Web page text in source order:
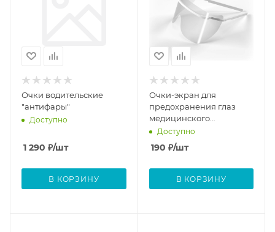
Очки водительские
"антифары"
Доступно
1 290 ₽/шт
В КОРЗИНУ
Очки-экран для
предохранения глаз
медицинского
персонала ЭПГ-"ЕЛАТ"
Доступно
190 ₽/шт
В КОРЗИНУ